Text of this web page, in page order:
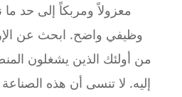
معزولاً ومربكاً إلى حد
وظيفي واضح. ابحث عن
من أولئك الذين يشغلون
إليه. لا تنسى أن هذه